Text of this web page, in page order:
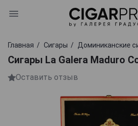
Главная Сигары Доминиканские
Сигары La Galera Maduro
Оставить отзыв